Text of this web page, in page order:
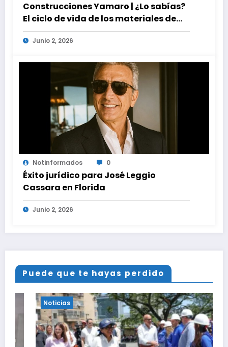
Construcciones Yamaro | ¿Lo sabías?
El ciclo de vida de los materiales de
construcción revoluciona eficiencia
en proyectos modernos
Junio 2, 2026
Notinformados 0
Éxito jurídico para José Leggio
Cassara en Florida
Junio 2, 2026
Puede que te hayas perdido
Noticias